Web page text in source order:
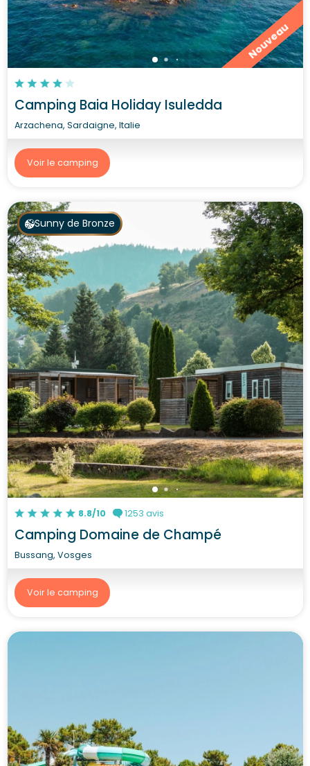
Nouveau
Camping Baia Holiday Isuledda
Arzachena, Sardaigne, Italie
Voir le camping
Sunny de Bronze
8.8/10 1253 avis
Camping Domaine de Champé
Bussang, Vosges
Voir le camping